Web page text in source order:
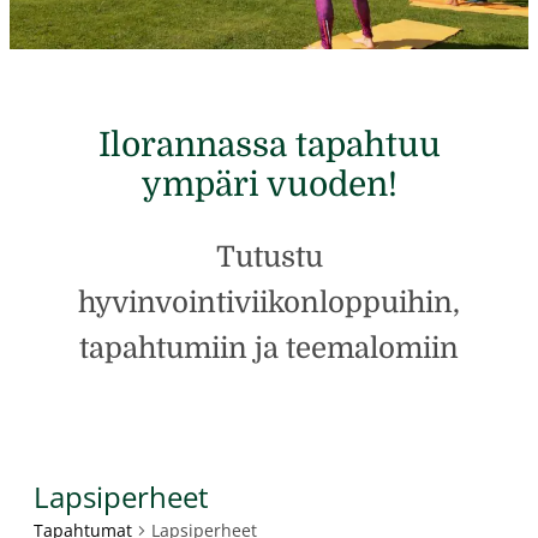
Ilorannassa tapahtuu
ympäri vuoden!
Tutustu
hyvinvointiviikonloppuihin,
tapahtumiin ja teemalomiin
Lapsiperheet
Tapahtumat Lapsiperheet